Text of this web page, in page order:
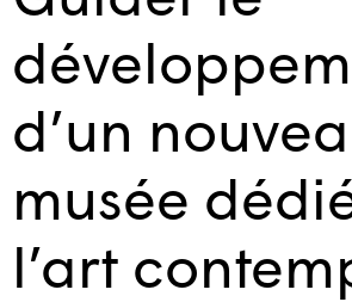
d’un
musée
l’art